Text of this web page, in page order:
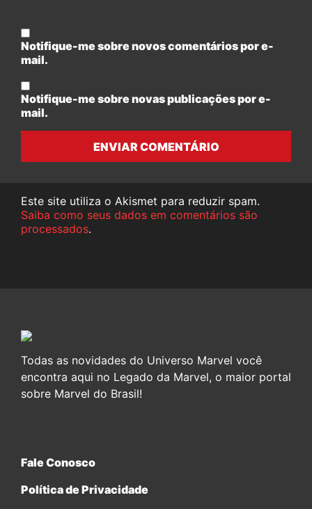
Notifique-me sobre novos comentários por e-
mail.
Notifique-me sobre novas publicações por e-
mail.
ENVIAR COMENTÁRIO
Este site utiliza o Akismet para reduzir spam.
Saiba como seus dados em comentários são
processados.
Todas as novidades do Universo Marvel você
encontra aqui no Legado da Marvel, o maior portal
sobre Marvel do Brasil!
Fale Conosco
Política de Privacidade